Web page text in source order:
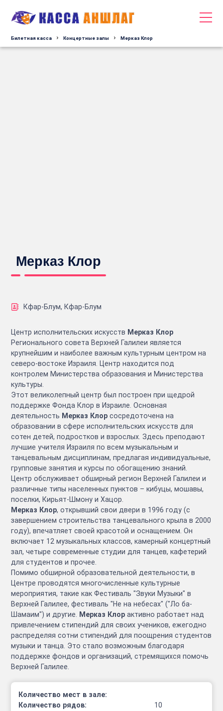
Билетная касса Концертные залы Мерказ Клор
Мерказ Клор
Кфар-Блум, Кфар-Блум
Центр исполнительских искусств Мерказ Клор
Регионального совета Верхней Галилеи является
крупнейшим и наиболее важным культурным центром на
северо-востоке Израиля. Центр находится под
контролем Министерства образования и Министерства
культуры.
Этот великолепный центр был построен при щедрой
поддержке Фонда Клор в Израиле. Основная
деятельность Мерказ Клор сосредоточена на
образовании в сфере исполнительских искусств для
сотен детей, подростков и взрослых. Здесь преподают
лучшие учителя Израиля по всем музыкальным и
танцевальным дисциплинам, предлагая индивидуальные,
групповые занятия и курсы по обогащению знаний.
Центр обслуживает обширный регион Верхней Галилеи и
различные типы населенных пунктов – кибуцы, мошавы,
поселки, Кирьят-Шмону и Хацор.
Мерказ Клор, открывший свои двери в 1996 году (с
завершением строительства танцевального крыла в 2000
году), впечатляет своей красотой и оснащением. Он
включает 12 музыкальных классов, камерный концертный
зал, четыре современные студии для танцев, кафетерий
для студентов и прочее.
Помимо обширной образовательной деятельности, в
Центре проводятся многочисленные культурные
мероприятия, такие как Фестиваль "Звуки Музыки" в
Верхней Галилее, фестиваль "Не на небесах" ("Ло ба-
Шамаим") и другие.
Мерказ Клор активно работает над
привлечением стипендий для своих учеников, ежегодно
распределяя сотни стипендий для поощрения студентов
музыки и танца. Это стало возможным благодаря
поддержке фондов и организаций, стремящихся помочь
Верхней Галилее.
Количество мест в зале:
Количество рядов:
10